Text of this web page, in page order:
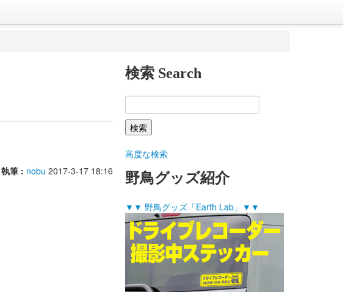
執筆 : nobu 2017-3-17 18:16
検索 Search
高度な検索
野鳥グッズ紹介
▼▼ 野鳥グッズ「Earth Lab」▼▼